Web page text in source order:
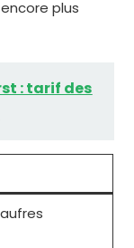
plus
: tarif des